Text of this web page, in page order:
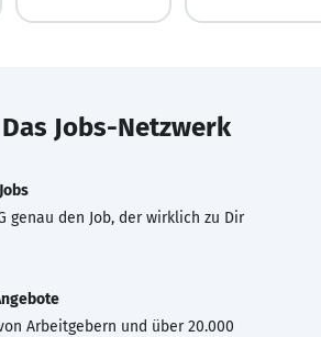
Das Jobs-Netzwerk
genau den Job, der wirklich zu Dir
Arbeitgebern und über 20.000